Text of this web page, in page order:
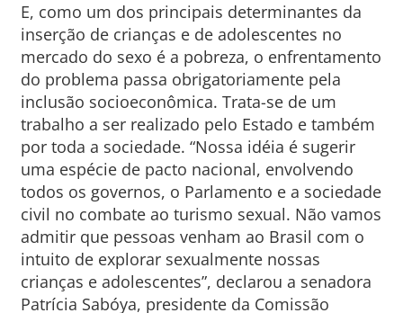
E, como um dos principais determinantes da
inserção de crianças e de adolescentes no
mercado do sexo é a pobreza, o enfrentamento
do problema passa obrigatoriamente pela
inclusão socioeconômica. Trata-se de um
trabalho a ser realizado pelo Estado e também
por toda a sociedade. “Nossa idéia é sugerir
uma espécie de pacto nacional, envolvendo
todos os governos, o Parlamento e a sociedade
civil no combate ao turismo sexual. Não vamos
admitir que pessoas venham ao Brasil com o
intuito de explorar sexualmente nossas
crianças e adolescentes”, declarou a senadora
Patrícia Sabóya, presidente da Comissão